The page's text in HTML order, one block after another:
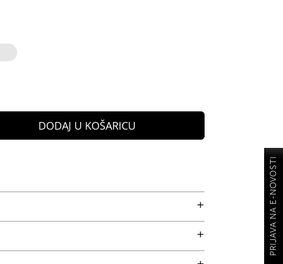
DODAJ U KOŠARICU
PRIJAVA NA E-NOVOSTI